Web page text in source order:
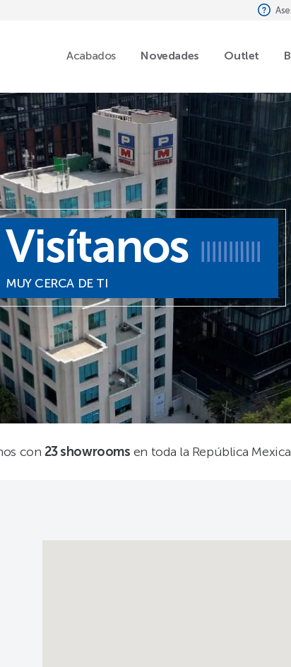
Acabados Novedades Outlet
Visítanos
MUY CERCA DE TI
con 23 showrooms en toda la República